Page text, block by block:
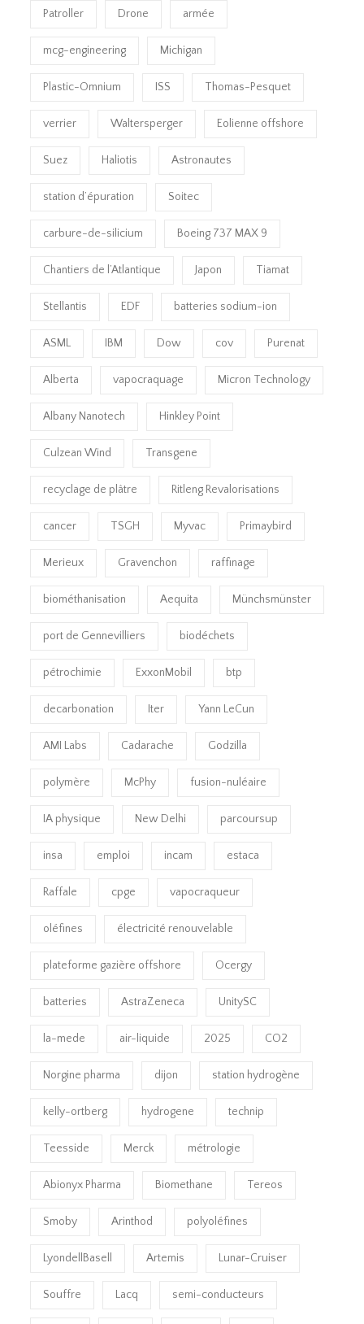
Patroller Drone armée
mcg-engineering Michigan
Plastic-Omnium ISS Thomas-Pesquet
verrier Waltersperger Eolienne offshore
Suez Haliotis Astronautes
station d’épuration Soitec
carbure-de-silicium Boeing 737 MAX 9
Chantiers de l’Atlantique Japon Tiamat
Stellantis EDF batteries sodium-ion
ASML IBM Dow cov Purenat
Alberta vapocraquage Micron Technology
Albany Nanotech Hinkley Point
Culzean Wind Transgene
recyclage de plâtre Ritleng Revalorisations
cancer TSGH Myvac Primaybird
Merieux Gravenchon raffinage
biométhanisation Aequita Münchsmünster
port de Gennevilliers biodéchets
pétrochimie ExxonMobil btp
decarbonation Iter Yann LeCun
AMI Labs Cadarache Godzilla
polymère McPhy fusion-nuléaire
IA physique New Delhi parcoursup
insa emploi incam estaca
Raffale cpge vapocraqueur
oléfines électricité renouvelable
plateforme gazière offshore Ocergy
batteries AstraZeneca UnitySC
la-mede air-liquide 2025 CO2
Norgine pharma dijon station hydrogène
kelly-ortberg hydrogene technip
Teesside Merck métrologie
Abionyx Pharma Biomethane Tereos
Smoby Arinthod polyoléfines
LyondellBasell Artemis Lunar-Cruiser
Souffre Lacq semi-conducteurs